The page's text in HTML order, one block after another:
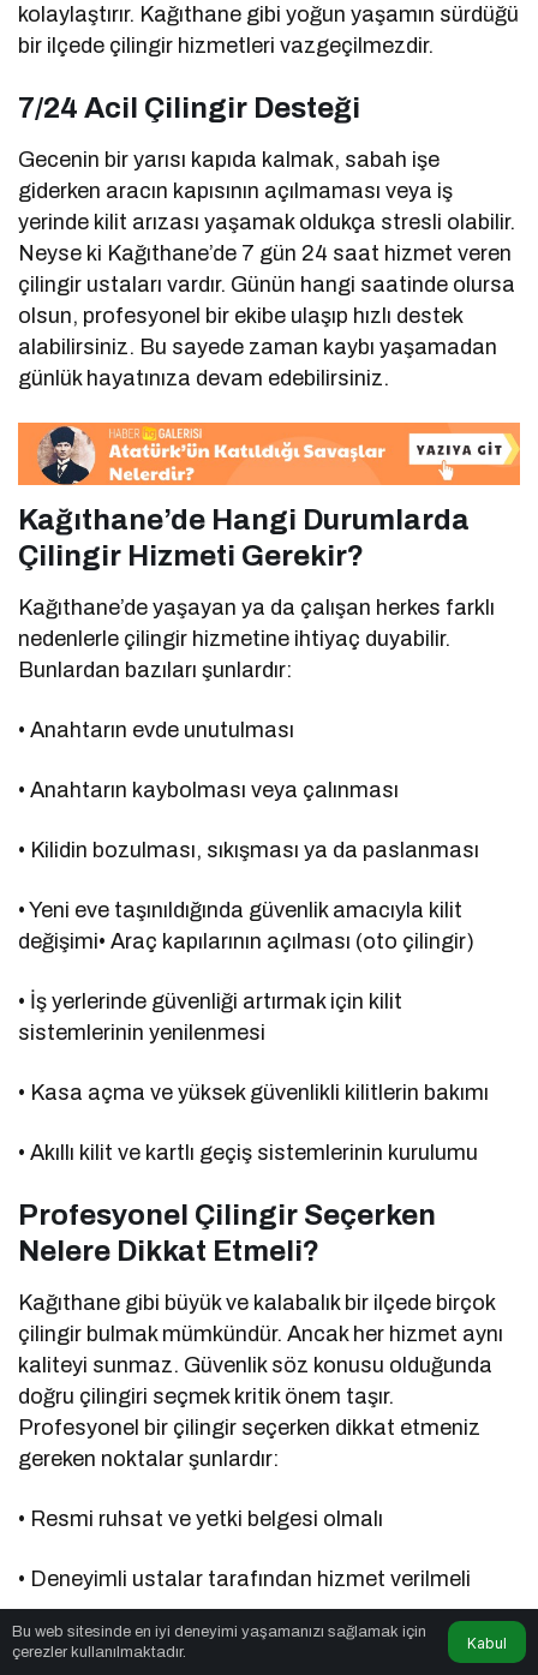
kolaylaştırır. Kağıthane gibi yoğun yaşamın sürdüğü
bir ilçede çilingir hizmetleri vazgeçilmezdir.
7/24 Acil Çilingir Desteği
Gecenin bir yarısı kapıda kalmak, sabah işe
giderken aracın kapısının açılmaması veya iş
yerinde kilit arızası yaşamak oldukça stresli olabilir.
Neyse ki Kağıthane’de 7 gün 24 saat hizmet veren
çilingir ustaları vardır. Günün hangi saatinde olursa
olsun, profesyonel bir ekibe ulaşıp hızlı destek
alabilirsiniz. Bu sayede zaman kaybı yaşamadan
günlük hayatınıza devam edebilirsiniz.
Kağıthane’de Hangi Durumlarda
Çilingir Hizmeti Gerekir?
Kağıthane’de yaşayan ya da çalışan herkes farklı
nedenlerle çilingir hizmetine ihtiyaç duyabilir.
Bunlardan bazıları şunlardır:
• Anahtarın evde unutulması
• Anahtarın kaybolması veya çalınması
• Kilidin bozulması, sıkışması ya da paslanması
• Yeni eve taşınıldığında güvenlik amacıyla kilit
değişimi• Araç kapılarının açılması (oto çilingir)
• İş yerlerinde güvenliği artırmak için kilit
sistemlerinin yenilenmesi
• Kasa açma ve yüksek güvenlikli kilitlerin bakımı
• Akıllı kilit ve kartlı geçiş sistemlerinin kurulumu
Profesyonel Çilingir Seçerken
Nelere Dikkat Etmeli?
Kağıthane gibi büyük ve kalabalık bir ilçede birçok
çilingir bulmak mümkündür. Ancak her hizmet aynı
kaliteyi sunmaz. Güvenlik söz konusu olduğunda
doğru çilingiri seçmek kritik önem taşır.
Profesyonel bir çilingir seçerken dikkat etmeniz
gereken noktalar şunlardır:
• Resmi ruhsat ve yetki belgesi olmalı
• Deneyimli ustalar tarafından hizmet verilmeli
• Şeffaf fiyat politikası uygulanmalı
Bu web sitesinde en iyi deneyimi yaşamanızı sağlamak için
çerezler kullanılmaktadır.
Kabul